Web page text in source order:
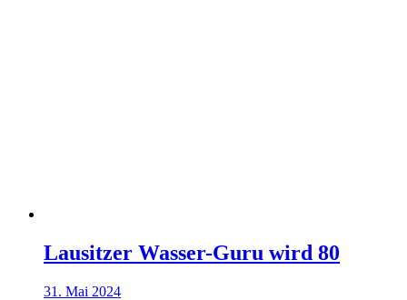
Lausitzer Wasser-Guru wird 80
31. Mai 2024